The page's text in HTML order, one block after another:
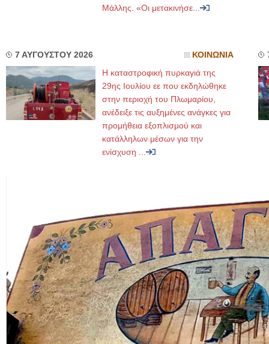
Μάλλης. «Οι μετακινήσε...
7 ΑΥΓΟΥΣΤΟΥ 2026 ΚΟΙΝΩΝΙΑ
Η καταστροφική πυρκαγιά της
29ης Ιουλίου εε που εκδηλώθηκε
στην περιοχή του Πλωμαρίου,
ανέδειξε τις αυξημένες ανάγκες για
προμήθεια εξοπλισμού και
κατάλληλων μέσων για την
ενίσχυση ...